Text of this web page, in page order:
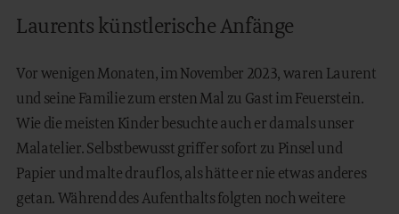
Laurents künstlerische Anfänge
Vor wenigen Monaten, im November 2023, waren Laurent
und seine Familie zum ersten Mal zu Gast im Feuerstein.
Wie die meisten Kinder besuchte auch er damals unser
Malatelier. Selbstbewusst griff er sofort zu Pinsel und
Papier und malte drauf los, als hätte er nie etwas anderes
getan. Während des Aufenthalts folgten noch weitere